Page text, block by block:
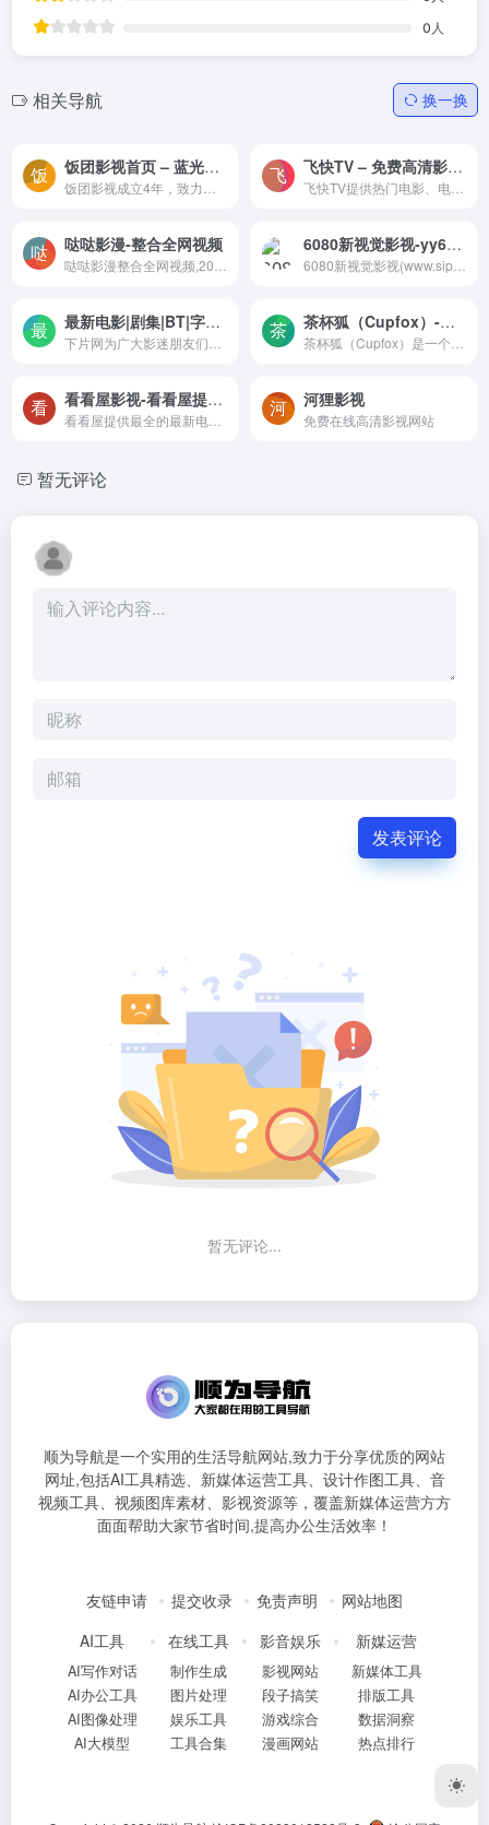
0 人
相关导航 换一换
饭团影视首页 – 蓝光电影电视剧的天堂-饭团影视成立4年，致力于为用户提供高清不卡影视片源，广受大家喜爱，如今强势回归，饭团回来了！ 飞快TV – 免费高清影视在线播放网盘下载
哒哒影漫-整合全网视频 6080新视觉影视-yy6080最新电视剧电影免费在线观看-6080新视觉影视(www.sipso.com.cn)打造专业在线电影视频网站,yy6080新视觉影院高清在线播放服务,新视觉影院是国内专业电影、电视剧、动漫、综艺等节目视频点播平台,每天第一时间更新最新电影和电视剧,是影迷爱好
最新电影|剧集|BT|字幕下载 – 下片网-下片网为广大影迷朋友们提供最新最热门的迅雷电影下载。我们专注于高清电影下载服务，全力打造优秀的BT种子、迅雷种子下载网站！ 茶杯狐（Cupfox）‌-片荒剧荒就来茶杯狐‌
看看屋影视-看看屋提供最全的最新电视剧，2020最新电影，韩国电视剧、香港TVB电视剧、日本动漫、日剧、美剧、综艺的在线观看和剧集交流场所，西瓜影音在线观看高清电影，每天第一时间更新，放送好看的迅雷电影下载。 河狸影视
免费在线高清影视网站
暂无评论
发表评论
暂无评论...
顺为导航是一个实用的生活导航网站,致力于分享优质的网站
网址,包括AI工具精选、新媒体运营工具、设计作图工具、音
视频工具、视频图库素材、影视资源等，覆盖新媒体运营方方
面面帮助大家节省时间,提高办公生活效率！
友链申请 提交收录 免责声明
网站地图
AI工具
AI写作对话
AI办公工具
AI图像处理
AI大模型
在线工具
制作生成
图片处理
娱乐工具
工具合集
影音娱乐
影视网站
段子搞笑
游戏综合
漫画网站
新媒运营
新媒体工具
排版工具
数据洞察
热点排行